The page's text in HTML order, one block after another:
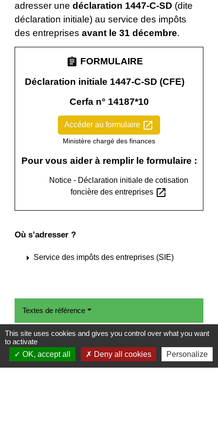
adresser une déclaration 1447-C-SD (dite
déclaration initiale) au service des impôts
des entreprises avant le 31 décembre.
assignment FORMULAIRE
Déclaration initiale 1447-C-SD (CFE)
Cerfa n° 14187*10
Accéder au formulaire open_in_new
Ministère chargé des finances
Pour vous aider à remplir le formulaire :
Notice - Déclaration initiale de cotisation
foncière des entreprises open_in_new
Où s’adresser ?
arrow_right Service des impôts des entreprises (SIE)
Textes de référence
Services en ligne et formulaires
This site uses cookies and gives you control over what you want
to activate
OK, accept all
Deny all cookies Personalize